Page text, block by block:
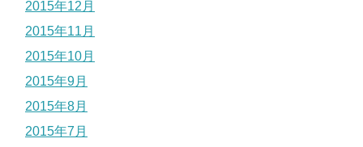
2015年12月
2015年11月
2015年10月
2015年9月
2015年8月
2015年7月